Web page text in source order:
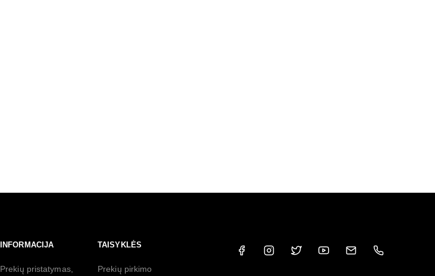
INFORMACIJA
Prekių pristatymas,
TAISYKLĖS
Prekių pirkimo